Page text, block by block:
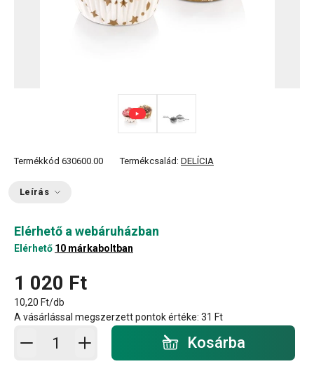
Termékkód 630600.00 Termékcsalád: DELÍCIA
Leírás
Elérhető a webáruházban
Elérhető 10 márkaboltban
1 020 Ft
10,20 Ft/db
A vásárlással megszerzett pontok értéke: 31 Ft
Kosárba - mennyiség Kosárba